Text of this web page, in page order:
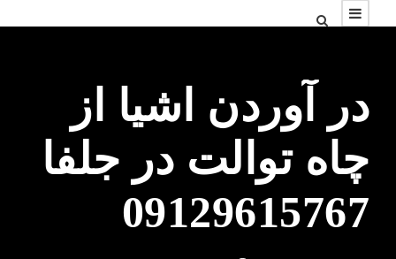
در آوردن اشیا از
چاه توالت در جلفا
09129615767